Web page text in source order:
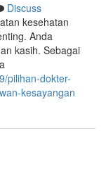
Discuss
kesehatan
Anda
kasih. Sebagai
pilihan-dokter-
kesayangan